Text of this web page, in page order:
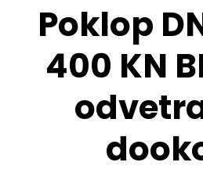
Poklop
400 KN